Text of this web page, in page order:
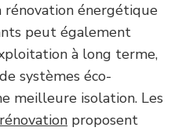
rénovation énergétique
peut également
à long terme,
systèmes éco-
meilleure isolation. Les
proposent